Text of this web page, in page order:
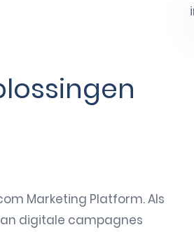
Marketing Platform. Als
digitale campagnes